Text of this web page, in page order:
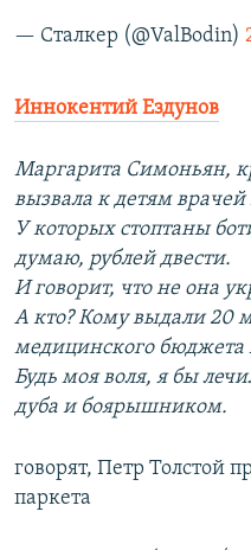
— Сталкер (@ValBodin)
Иннокентий Ездунов
Маргарита Симоньян,
вызвала к детям
У которых стоптаны
думаю, рублей двести.
И говорит, что не она
А кто? Кому выдали 20
медицинского бюджета
Будь моя воля, я бы
дуба и боярышником.
говорят, Петр Толстой
паркета